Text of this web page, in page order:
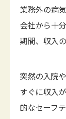
業務外の病
会社から十
期間、収入
突然の入院
すぐに収入
的なセーフ